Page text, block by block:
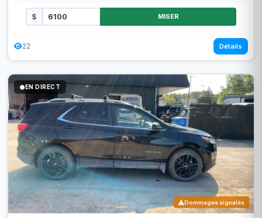
$ MISER
22 Détails
Dommages signalés
EN DIRECT